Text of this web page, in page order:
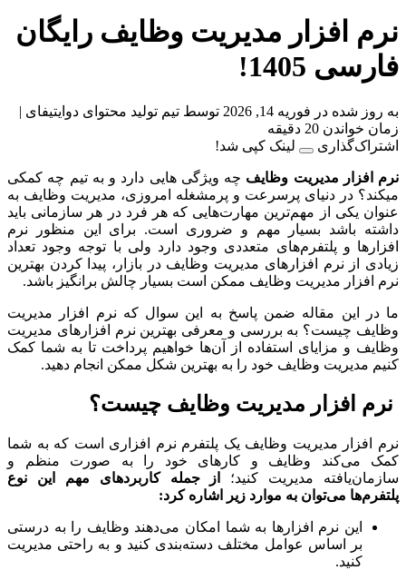
افزار مدیریت وظایف رایگان
1405!
شده در فوریه 14, 2026 توسط تیم تولید محتوای دوایتیفای |
20 دقیقه
لینک کپی شد!
افزار مدیریت وظایفچه ویژگی هایی دارد و به تیم چه کمکی
در دنیای پرسرعت و پرمشغله امروزی، مدیریت وظایف به
یکی از مهم‌ترین مهارت‌هایی که هر فرد در هر سازمانی باید
باشد بسیار مهم و ضروری است. برای این منظور نرم
و پلتفرم‌های متعددی وجود دارد ولی با توجه وجود تعداد
از نرم افزارهای مدیریت وظایف در بازار، پیدا کردن بهترین
افزار مدیریت وظایف ممکن است بسیار چالش برانگیز باشد.
این مقاله ضمن پاسخ به این سوال که نرم افزار مدیریت
چیست؟ به بررسی و معرفی بهترین نرم افزارهای مدیریت
و مزایای استفاده از آن‌ها خواهیم پرداخت تا به شما کمک
مدیریت وظایف خود را به بهترین شکل ممکن انجام دهید.
افزار مدیریت وظایف چیست؟
افزار مدیریت وظایف یک پلتفرم نرم افزاری است که به شما
می‌کند وظایف و کارهای خود را به صورت منظم و
مدیریت کنید؛از جمله کاربردهای مهم این نوع
می‌توان به موارد زیر اشاره کرد:
این نرم افزارها به شما امکان می‌دهند وظایف را به درستی
بر اساس عوامل مختلف دسته‌بندی کنید و به راحتی مدیریت